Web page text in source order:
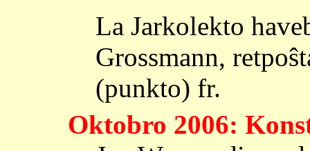
La Jarkolekto
Grossmann,
(punkto) fr.
Oktobro 2006: